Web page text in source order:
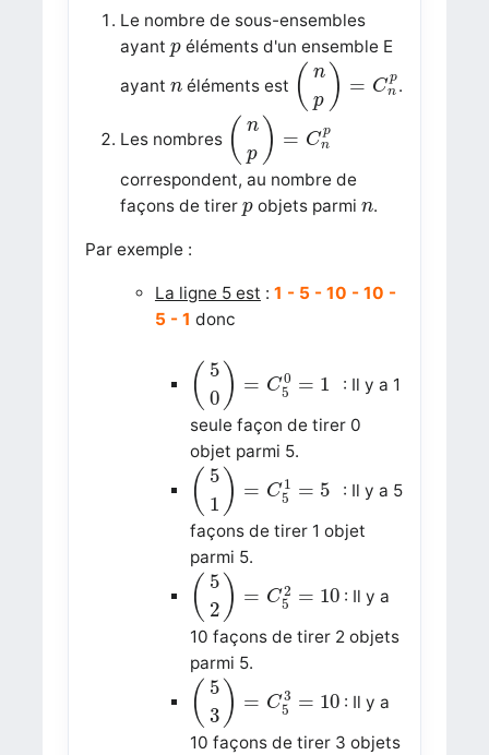
Le nombre de sous-ensembles
ayant p
péléments d'un ensemble E
ayant n
néléments est ( n
p ) = Cp
n
( np)=Cnp
.
Les nombres ( n
p ) = Cp
n
n )= np
correspondent, au nombre de
façons de tirer p
pobjets parmi n
n.
Par exemple :
La ligne 5 est : 1 - 5 - 10 - 10 -
5 - 1 donc
( 5
0 ) = C0
5
= 1
5 0)
: Il y a 1
seule façon de tirer 0
objet parmi 5.
( 5
1 ) = C 1
5 = 5
(51)=C51=5
: Il y a 5
façons de tirer 1 objet
parmi 5.
( 5
2 ) = C2
5 = 10
(52)=C
: Il y a
10 façons de tirer 2 objets
parmi 5.
( 5
3 ) = C3
5
= 10
(53)=C
: Il y a
10 façons de tirer 3 objets